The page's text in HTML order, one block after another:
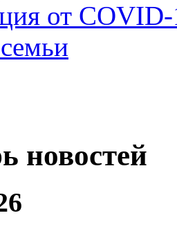
от
новостей